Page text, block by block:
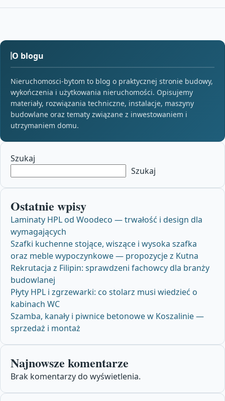
O blogu
Nieruchomosci-bytom to blog o praktycznej stronie budowy,
wykończenia i użytkowania nieruchomości. Opisujemy
materiały, rozwiązania techniczne, instalacje, maszyny
budowlane oraz tematy związane z inwestowaniem i
utrzymaniem domu.
Szukaj
Szukaj
Ostatnie wpisy
Laminaty HPL od Woodeco — trwałość i design dla
wymagających
Szafki kuchenne stojące, wiszące i wysoka szafka
oraz meble wypoczynkowe — propozycje z Kutna
Rekrutacja z Filipin: sprawdzeni fachowcy dla branży
budowlanej
Płyty HPL i zgrzewarki: co stolarz musi wiedzieć o
kabinach WC
Szamba, kanały i piwnice betonowe w Koszalinie —
sprzedaż i montaż
Najnowsze komentarze
Brak komentarzy do wyświetlenia.